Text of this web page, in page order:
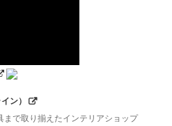
ン）
で取り揃えたインテリアショップ